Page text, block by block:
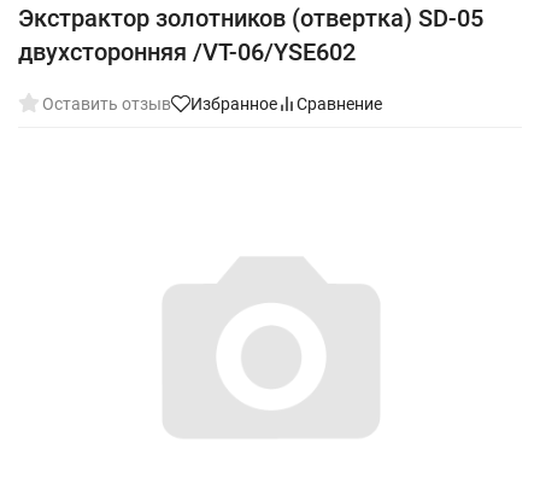
Экстрактор золотников (отвертка) SD-05
двухсторонняя /VT-06/YSE602
Оставить отзыв Избранное Сравнение